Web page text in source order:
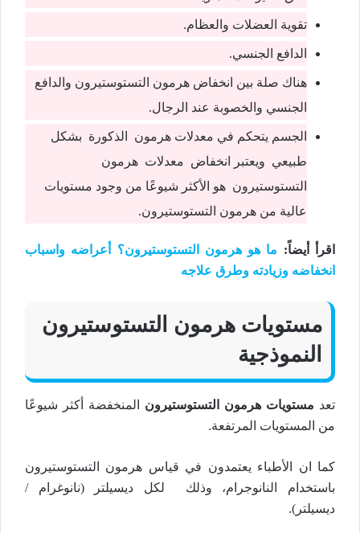
تقوية العضلات والعظام.
الدافع الجنسي.
هناك صلة بين انخفاض هرمون التستوستيرون والدافع
الجنسي والخصوبة عند الرجال.
الجسم يتحكم في معدلات هرمون الذكورة بشكل
طبيعي ويعتبر انخفاض معدلات هرمون
التستوستيرون هو الأكثر شيوعًا من وجود مستويات
عالية من هرمون التستوستيرون.
اقرأ أيضاً: ما هو هرمون التستوستيرون؟ أعراضه واسباب
انخفاضه وزيادته وطرق علاجه
مستويات هرمون التستوستيرون
النموذجية
تعد مستويات هرمون التستوستيرون المنخفضة أكثر شيوعًا
من المستويات المرتفعة.
كما ان الأطباء يعتمدون في قياس هرمون التستوستيرون
باستخدام النانوجرام، وذلك لكل ديسيلتر (نانوغرام /
ديسيلتر).